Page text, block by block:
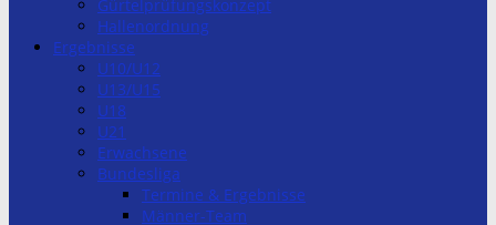
Gürtelprüfungskonzept
Hallenordnung
Ergebnisse
U10/U12
U13/U15
U18
U21
Erwachsene
Bundesliga
Termine & Ergebnisse
Männer-Team